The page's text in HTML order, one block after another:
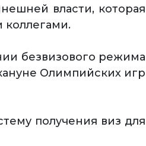
власти, которая
коллегами.
безвизового режима
Олимпийских игр
получения виз для